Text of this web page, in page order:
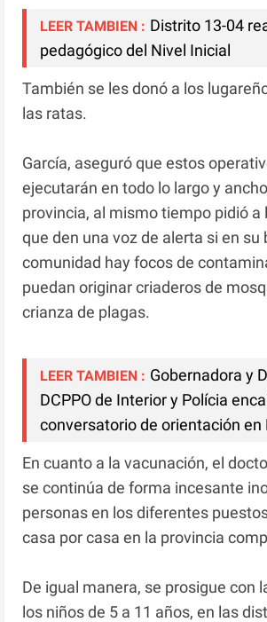
LEER TAMBIEN : Distrito 13-04
pedagógico del Nivel Inicial
También se les donó a los
las ratas.
García, aseguró que estos
ejecutarán en todo lo largo y
provincia, al mismo tiempo pidió a
que den una voz de alerta si en su
comunidad hay focos de
puedan originar criaderos de
crianza de plagas.
LEER TAMBIEN : Gobernadora y
DCPPO de Interior y Polícia
conversatorio de orientación en
En cuanto a la vacunación, el
se continúa de forma incesante
personas en los diferentes
casa por casa en la provincia
De igual manera, se prosigue con
los niños de 5 a 11 años, en las